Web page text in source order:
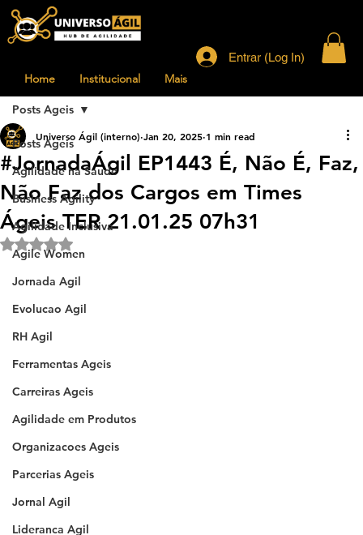
Home Institucional Mais
Entrar (Log In)
Posts Ageis
Agilidade na Saude
Business Agility
Agilidade Inclusiva
Agile Women
Jornada Agil
Evolucao Agil
RH Agil
Ferramentas Ageis
Carreiras Ageis
Agilidade em Produtos
Organizacoes Ageis
Parcerias Ageis
Jornal Agil
Lideranca Agil
Posts Ageis
#JornadaÁgil EP1443 É, Não É, Faz,
Não Faz dos Cargos em Times
Ágeis TER 21.01.25 07h31
Universo Ágil (interno) Jan 20, 2025 1 min read
Rated NaN out of 5 stars.